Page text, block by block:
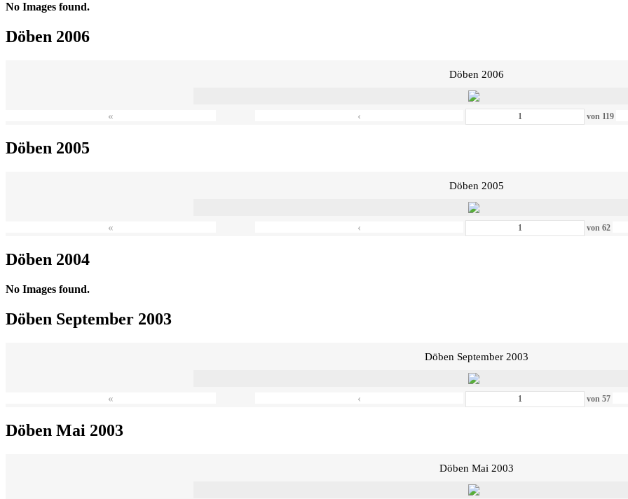
No Images found.
Döben 2006
Döben 2006
« ‹ von 119
Döben 2005
Döben 2005
« ‹ von62
Döben 2004
No Images found.
Döben September 2003
Döben September 2003
« ‹ von57
Döben Mai 2003
Döben Mai 2003